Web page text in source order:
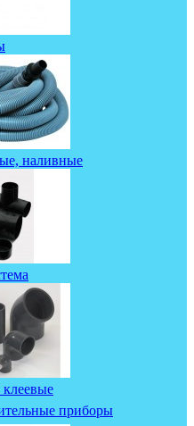
наливные
приборы